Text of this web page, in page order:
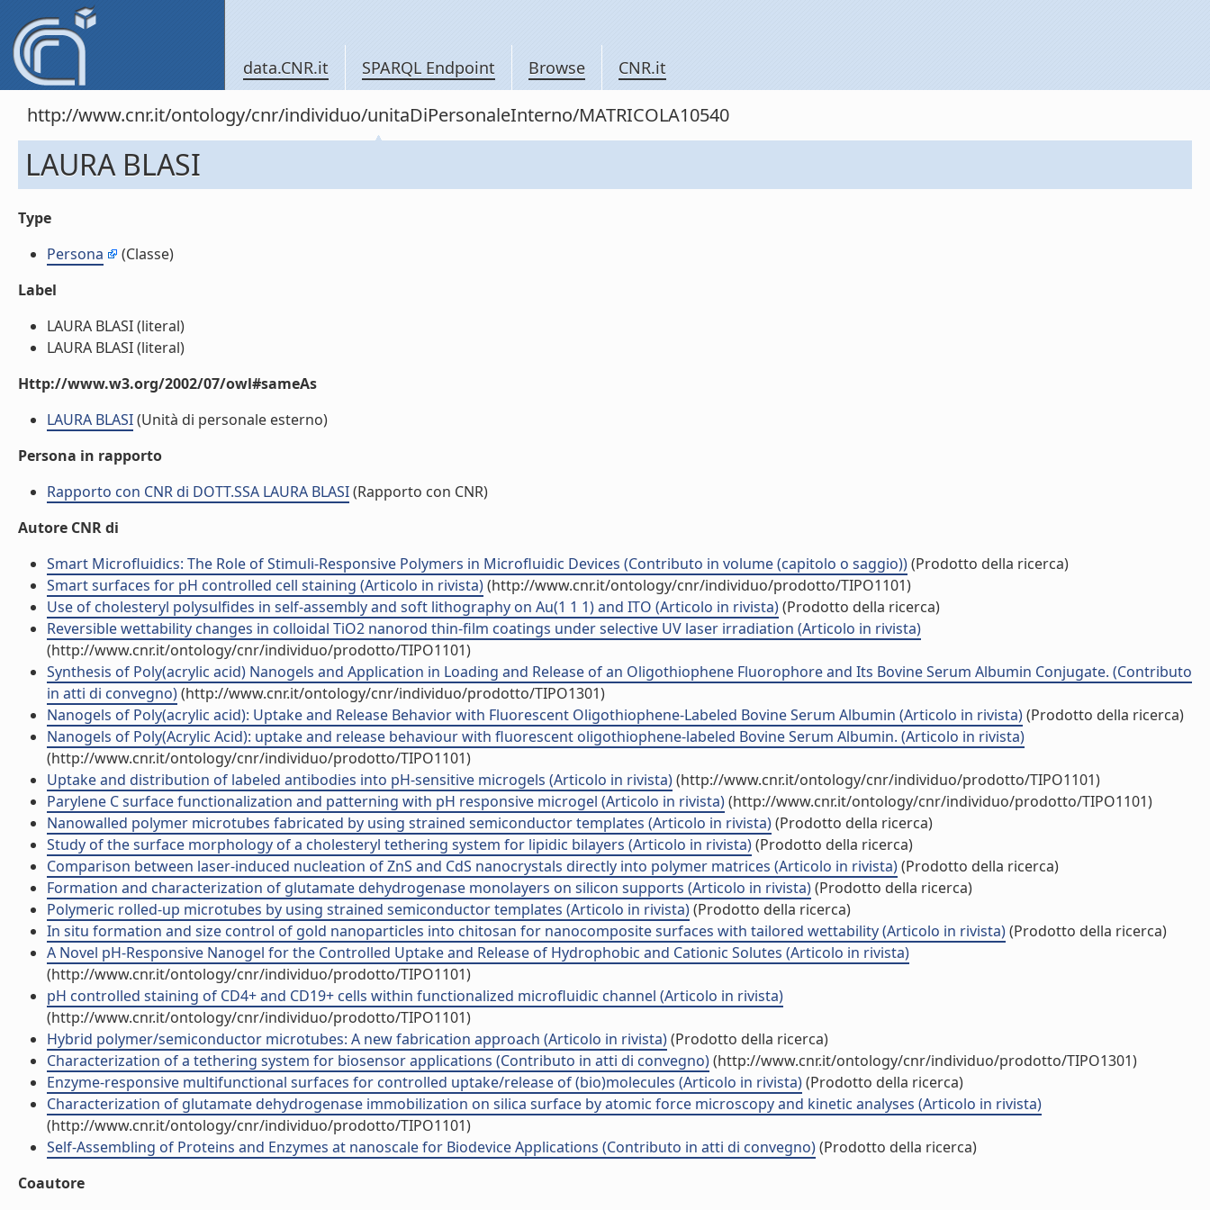
data.CNR.it SPARQL Endpoint Browse CNR.it
http://www.cnr.it/ontology/cnr/individuo/unitaDiPersonaleInterno/MATRICOLA10540
LAURA BLASI
Type
Persona
(Classe)
Label
LAURA BLASI (literal)
LAURA BLASI (literal)
Http://www.w3.org/2002/07/owl#sameAs
LAURA BLASI(Unità di personale esterno)
Persona in rapporto
Rapporto con CNR di DOTT.SSA LAURA BLASI(Rapporto con CNR)
Autore CNR di
Smart Microfluidics: The Role of Stimuli-Responsive Polymers in Microfluidic Devices (Contributo in volume (capitolo o saggio))(Prodotto della ricerca)
Smart surfaces for pH controlled cell staining (Articolo in rivista)(http://www.cnr.it/ontology/cnr/individuo/prodotto/TIPO1101)
Use of cholesteryl polysulfides in self-assembly and soft lithography on Au(1 1 1) and ITO (Articolo in rivista)(Prodotto della ricerca)
Reversible wettability changes in colloidal TiO2 nanorod thin-film coatings under selective UV laser irradiation (Articolo in rivista)
(http://www.cnr.it/ontology/cnr/individuo/prodotto/TIPO1101)
Synthesis of Poly(acrylic acid) Nanogels and Application in Loading and Release of an Oligothiophene Fluorophore and Its Bovine Serum Albumin Conjugate. (Contributo
in atti di convegno)(http://www.cnr.it/ontology/cnr/individuo/prodotto/TIPO1301)
Nanogels of Poly(acrylic acid): Uptake and Release Behavior with Fluorescent Oligothiophene-Labeled Bovine Serum Albumin (Articolo in rivista)(Prodotto della ricerca)
Nanogels of Poly(Acrylic Acid): uptake and release behaviour with fluorescent oligothiophene-labeled Bovine Serum Albumin. (Articolo in rivista)
(http://www.cnr.it/ontology/cnr/individuo/prodotto/TIPO1101)
Uptake and distribution of labeled antibodies into pH-sensitive microgels (Articolo in rivista)(http://www.cnr.it/ontology/cnr/individuo/prodotto/TIPO1101)
Parylene C surface functionalization and patterning with pH responsive microgel (Articolo in rivista)(http://www.cnr.it/ontology/cnr/individuo/prodotto/TIPO1101)
Nanowalled polymer microtubes fabricated by using strained semiconductor templates (Articolo in rivista)(Prodotto della ricerca)
Study of the surface morphology of a cholesteryl tethering system for lipidic bilayers (Articolo in rivista)(Prodotto della ricerca)
Comparison between laser-induced nucleation of ZnS and CdS nanocrystals directly into polymer matrices (Articolo in rivista)(Prodotto della ricerca)
Formation and characterization of glutamate dehydrogenase monolayers on silicon supports (Articolo in rivista)(Prodotto della ricerca)
Polymeric rolled-up microtubes by using strained semiconductor templates (Articolo in rivista)(Prodotto della ricerca)
In situ formation and size control of gold nanoparticles into chitosan for nanocomposite surfaces with tailored wettability (Articolo in rivista)(Prodotto della ricerca)
A Novel pH-Responsive Nanogel for the Controlled Uptake and Release of Hydrophobic and Cationic Solutes (Articolo in rivista)
(http://www.cnr.it/ontology/cnr/individuo/prodotto/TIPO1101)
pH controlled staining of CD4+ and CD19+ cells within functionalized microfluidic channel (Articolo in rivista)
(http://www.cnr.it/ontology/cnr/individuo/prodotto/TIPO1101)
Hybrid polymer/semiconductor microtubes: A new fabrication approach (Articolo in rivista)(Prodotto della ricerca)
Characterization of a tethering system for biosensor applications (Contributo in atti di convegno)(http://www.cnr.it/ontology/cnr/individuo/prodotto/TIPO1301)
Enzyme-responsive multifunctional surfaces for controlled uptake/release of (bio)molecules (Articolo in rivista)(Prodotto della ricerca)
Characterization of glutamate dehydrogenase immobilization on silica surface by atomic force microscopy and kinetic analyses (Articolo in rivista)
(http://www.cnr.it/ontology/cnr/individuo/prodotto/TIPO1101)
Self-Assembling of Proteins and Enzymes at nanoscale for Biodevice Applications (Contributo in atti di convegno)(Prodotto della ricerca)
Coautore